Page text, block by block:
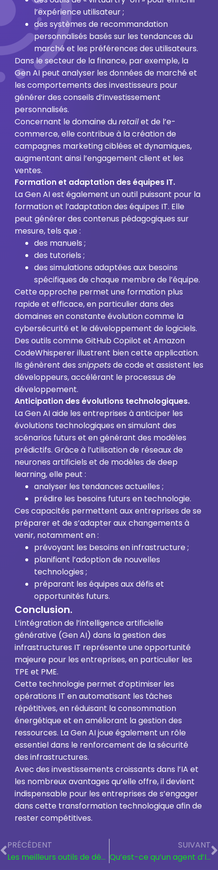
l’expérience utilisateur ;
des systèmes de recommandation
personnalisés basés sur les tendances du
marché et les préférences des utilisateurs.
Dans le secteur de la finance, par exemple, la
Gen AI peut analyser les données de marché et
les comportements des investisseurs pour
générer des conseils d’investissement
personnalisés.
Concernant le domaine duretailet de l’e-
commerce, elle contribue à la création de
campagnes marketing ciblées et dynamiques,
augmentant ainsi l’engagement client et les
ventes.
Formation et adaptation des équipes IT.
La Gen AI est également un outil puissant pour la
formation et l’adaptation des équipes IT. Elle
peut générer des contenus pédagogiques sur
mesure, tels que :
des manuels ;
des tutoriels ;
des simulations adaptées aux besoins
spécifiques de chaque membre de l’équipe.
Cette approche permet une formation plus
rapide et efficace, en particulier dans des
domaines en constante évolution comme la
cybersécurité et le développement de logiciels.
Des outils comme GitHub Copilot et Amazon
CodeWhisperer illustrent bien cette application.
Ils génèrent des snippetsde code et assistent les
développeurs, accélérant le processus de
développement.
Anticipation des évolutions technologiques.
La Gen AI aide les entreprises à anticiper les
évolutions technologiques en simulant des
scénarios futurs et en générant des modèles
prédictifs. Grâce à l’utilisation de réseaux de
neurones artificiels et de modèles de deep
learning, elle peut :
analyser les tendances actuelles ;
prédire les besoins futurs en technologie.
Ces capacités permettent aux entreprises de se
préparer et de s’adapter aux changements à
venir, notamment en :
prévoyant les besoins en infrastructure ;
planifiant l’adoption de nouvelles
technologies ;
préparant les équipes aux défis et
opportunités futurs.
Conclusion.
L’intégration de l’intelligence artificielle
générative (Gen AI) dans la gestion des
infrastructures IT représente une opportunité
majeure pour les entreprises, en particulier les
TPE et PME.
Cette technologie permet d’optimiser les
opérations IT en automatisant les tâches
répétitives, en réduisant la consommation
énergétique et en améliorant la gestion des
ressources. La Gen AI joue également un rôle
essentiel dans le renforcement de la sécurité
des infrastructures.
Avec des investissements croissants dans l’IA et
les nombreux avantages qu’elle offre, il devient
indispensable pour les entreprises de s’engager
dans cette transformation technologique afin de
rester compétitives.
PRÉCÉDENT
Les meilleurs outils de développement Web IA en 2025
SUIVANT
Qu’est-ce qu’un agent d’IA ?